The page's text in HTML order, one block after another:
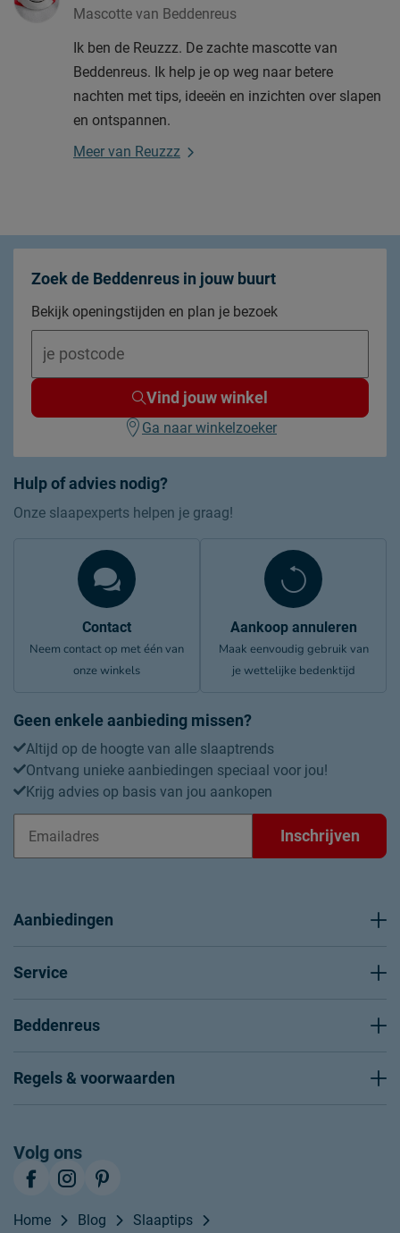
Mascotte van Beddenreus
Ik ben de Reuzzz. De zachte mascotte van
Beddenreus. Ik help je op weg naar betere
nachten met tips, ideeën en inzichten over slapen
en ontspannen.
Meer van Reuzzz
Hulp of advies nodig?
Onze slaapexperts helpen je graag!
Contact
Neem contact op met één van
onze winkels
Aankoop annuleren
Maak eenvoudig gebruik van
je wettelijke bedenktijd
Geen enkele aanbieding missen?
Altijd op de hoogte van alle slaaptrends
Ontvang unieke aanbiedingen speciaal voor jou!
Krijg advies op basis van jou aankopen
Inschrijven
Zoek de Beddenreus in jouw buurt
Bekijk openingstijden en plan je bezoek
Vind jouw winkel
Ga naar winkelzoeker
Aanbiedingen
Service
Beddenreus
Regels & voorwaarden
Volg ons
Home Blog Slaaptips